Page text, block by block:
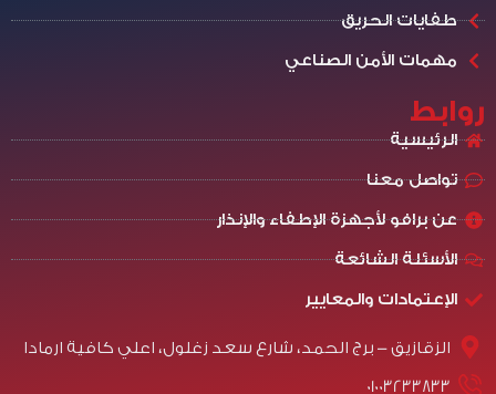
طفايات الحريق
مهمات الأمن الصناعي
روابط
الرئيسية
تواصل معنا
عن برافو لأجهزة الإطفاء والإنذار
الأسئلة الشائعة
الإعتمادات والمعايير
الزقازيق - برج الحمد، شارع سعد زغلول، اعلي كافية ارمادا
01003233833